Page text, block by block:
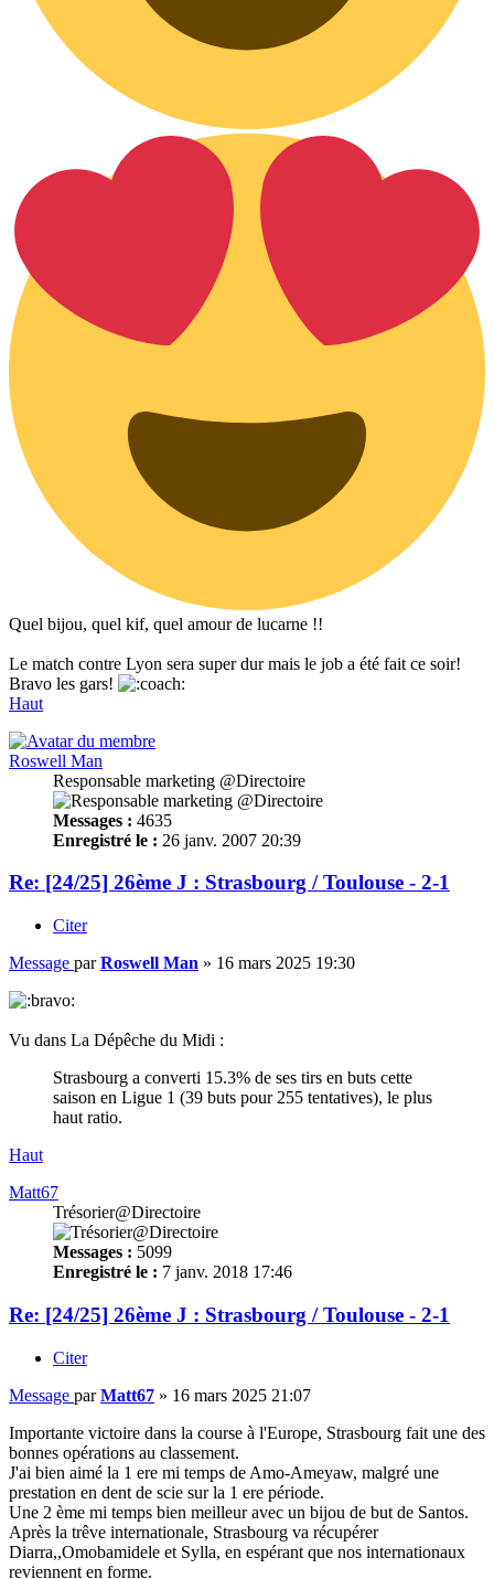
Quel bijou, quel kif, quel amour de lucarne !!
Le match contre Lyon sera super dur mais le job a été fait ce soir!
Bravo les gars!
Haut
Roswell Man
Responsable marketing @Directoire
Messages : 4635
Enregistré le : 26 janv. 2007 20:39
Re: [24/25] 26ème J : Strasbourg / Toulouse - 2-1
Citer
Message parRoswell Man » 16 mars 2025 19:30
Vu dans La Dépêche du Midi :
Strasbourg a converti 15.3% de ses tirs en buts cette
saison en Ligue 1 (39 buts pour 255 tentatives), le plus
haut ratio.
Haut
Matt67
Trésorier@Directoire
Messages : 5099
Enregistré le : 7 janv. 2018 17:46
Re: [24/25] 26ème J : Strasbourg / Toulouse - 2-1
Citer
Message parMatt67 » 16 mars 2025 21:07
Importante victoire dans la course à l'Europe, Strasbourg fait une des
bonnes opérations au classement.
J'ai bien aimé la 1 ere mi temps de Amo-Ameyaw, malgré une
prestation en dent de scie sur la 1 ere période.
Une 2 ème mi temps bien meilleur avec un bijou de but de Santos.
Après la trêve internationale, Strasbourg va récupérer
Diarra,,Omobamidele et Sylla, en espérant que nos internationaux
reviennent en forme.